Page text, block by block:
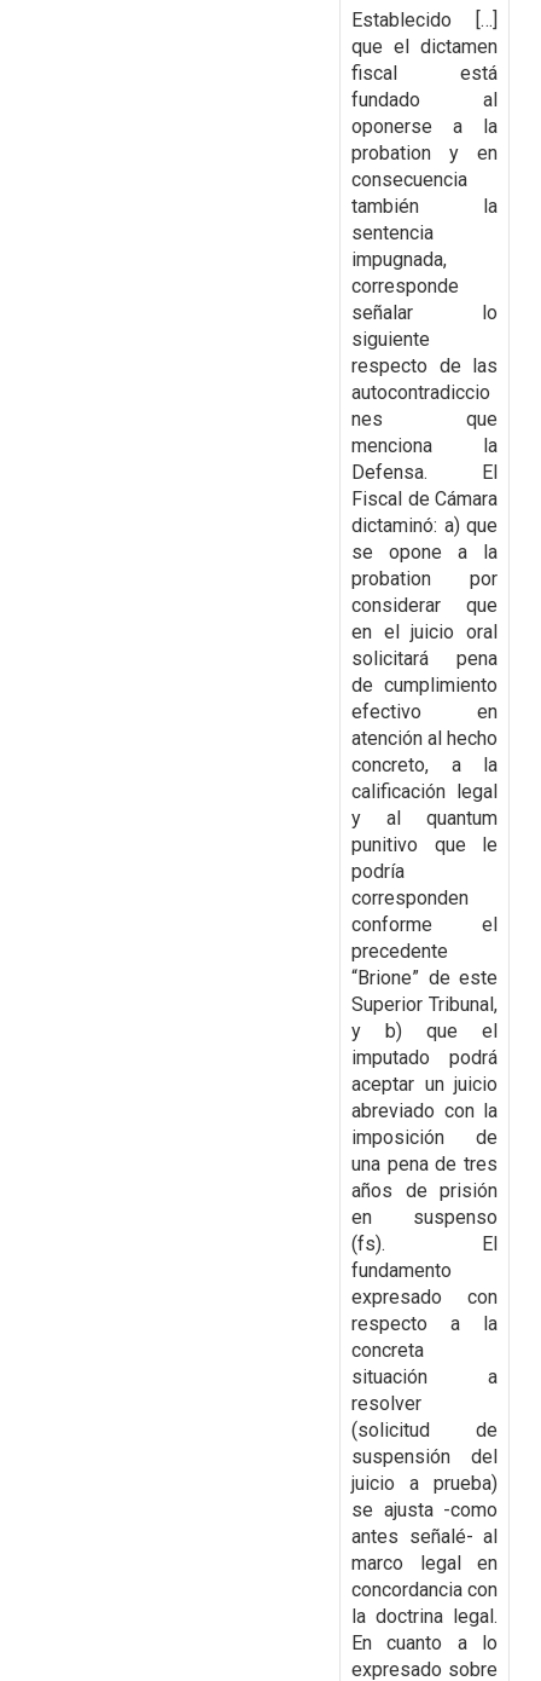
Establecido […]
que el dictamen
fiscal está
fundado al
oponerse a la
probation y en
consecuencia
también la
sentencia
impugnada,
corresponde
señalar lo
siguiente
respecto de las
autocontradiccio
nes que
menciona la
Defensa. El
Fiscal de Cámara
dictaminó: a) que
se opone a la
probation por
considerar que
en el juicio oral
solicitará pena
de cumplimiento
efectivo en
atención al hecho
concreto, a la
calificación legal
y al quantum
punitivo que le
podría
corresponden
conforme el
precedente
“Brione” de este
Superior Tribunal,
y b) que el
imputado podrá
aceptar un juicio
abreviado con la
imposición de
una pena de tres
años de prisión
en suspenso
(fs). El
fundamento
expresado con
respecto a la
concreta
situación a
resolver
(solicitud de
suspensión del
juicio a prueba)
se ajusta -como
antes señalé- al
marco legal en
concordancia con
la doctrina legal.
En cuanto a lo
expresado sobre